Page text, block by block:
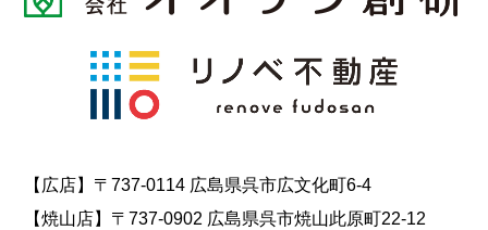
【広店】〒737-0114 広島県呉市広文化町6-4
【焼山店】〒737-0902 広島県呉市焼山此原町22-12